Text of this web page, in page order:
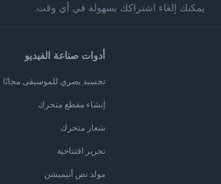
يمكنك إلغاء اشتراكك بسهولة في أي وقت.
أدوات صناعة الفيديو
تجسيد بصري للموسيقى مجانًا
إنشاء مقطع متحرك
شعار متحرك
تحرير افتتاحية
مولد نص أنيميشن